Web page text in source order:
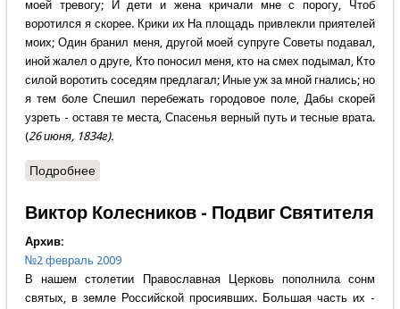
моей тревогу; И дети и жена кричали мне с порогу, Чтоб
воротился я скорее. Крики их На площадь привлекли приятелей
моих; Один бранил меня, другой моей супруге Советы подавал,
иной жалел о друге, Кто поносил меня, кто на смех подымал, Кто
силой воротить соседям предлагал; Иные уж за мной гнались; но
я тем боле Спешил перебежать городовое поле, Дабы скорей
узреть - оставя те места, Спасенья верный путь и тесные врата.
(26 июня, 1834г).
Подробнеео Ольга Рыжова - Всечеловек
Виктор Колесников - Подвиг Святителя
Архив:
№2 февраль 2009
В нашем столетии Православная Церковь пополнила сонм
святых, в земле Российской просиявших. Большая часть их -